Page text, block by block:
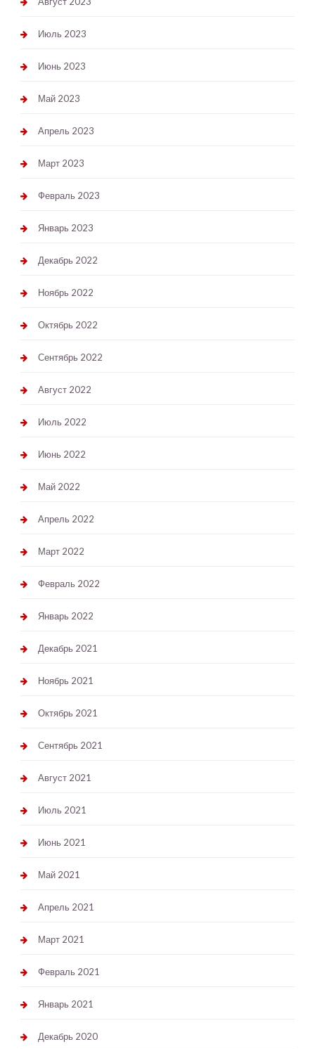
Июль 2023
Июнь 2023
Май 2023
Апрель 2023
Март 2023
Февраль 2023
Январь 2023
Декабрь 2022
Ноябрь 2022
Октябрь 2022
Сентябрь 2022
Август 2022
Июль 2022
Июнь 2022
Май 2022
Апрель 2022
Март 2022
Февраль 2022
Январь 2022
Декабрь 2021
Ноябрь 2021
Октябрь 2021
Сентябрь 2021
Август 2021
Июль 2021
Июнь 2021
Май 2021
Апрель 2021
Март 2021
Февраль 2021
Январь 2021
Декабрь 2020